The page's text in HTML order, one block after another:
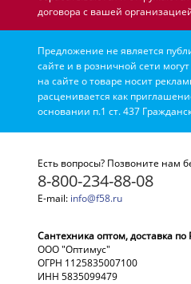
договора с вашей
Предложение не является
сайте и в розничной сети
на сайте о товаре носит
расценивается как
основании п.1 ст. 437
Есть вопросы? Позвоните нам
8-800-234-88-08
E-mail: info@f58.ru
Сантехника оптом, доставка по
ООО "Оптимус"
ОГРН 1125835007100
ИНН 5835099479